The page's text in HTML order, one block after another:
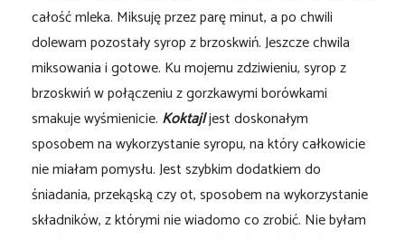
całość mleka. Miksuję przez parę minut, a po chwili
dolewam pozostały syrop z brzoskwiń. Jeszcze chwila
miksowania i gotowe. Ku mojemu zdziwieniu, syrop z
brzoskwiń w połączeniu z gorzkawymi borówkami
smakuje wyśmienicie. Koktajljest doskonałym
sposobem na wykorzystanie syropu, na który całkowicie
nie miałam pomysłu. Jest szybkim dodatkiem do
śniadania, przekąską czy ot, sposobem na wykorzystanie
składników, z którymi nie wiadomo co zrobić. Nie byłam